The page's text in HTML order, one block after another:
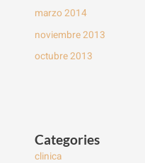
marzo 2014
noviembre 2013
octubre 2013
Categories
clinica